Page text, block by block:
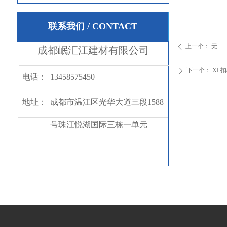
联系我们 / CONTACT
电话： 13458575450
地址： 成都市温江区光华大道三段1588
号珠江悦湖国际三栋一单元
成都岷汇江建材有限公司 ꄴ 上一个： 无
ꄲ 下一个： XL